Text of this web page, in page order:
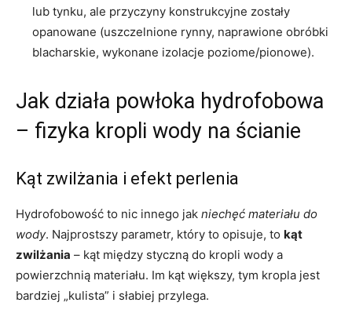
lub tynku, ale przyczyny konstrukcyjne zostały
opanowane (uszczelnione rynny, naprawione obróbki
blacharskie, wykonane izolacje poziome/pionowe).
Jak działa powłoka hydrofobowa
– fizyka kropli wody na ścianie
Kąt zwilżania i efekt perlenia
Hydrofobowość to nic innego jak niechęć materiału do
wody. Najprostszy parametr, który to opisuje, to kąt
zwilżania – kąt między styczną do kropli wody a
powierzchnią materiału. Im kąt większy, tym kropla jest
bardziej „kulista” i słabiej przylega.